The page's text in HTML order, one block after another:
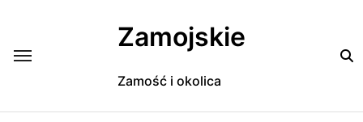
Zamojskie
Zamość i okolica